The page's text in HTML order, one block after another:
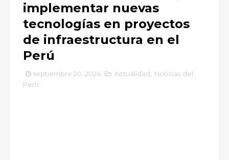
implementar nuevas
tecnologías en proyectos
de infraestructura en el
Perú
septiembre 20, 2024 Actualidad
Noticias del
Perú